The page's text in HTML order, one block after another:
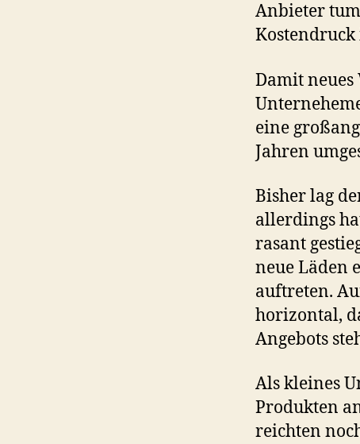
Anbieter
Kostendruck
Damit
eine
Jahren
Bisher lag
allerdings
rasant
neue Läden
auftreten.
horizontal,
Angebots
Als kleines
Produkten
reichten